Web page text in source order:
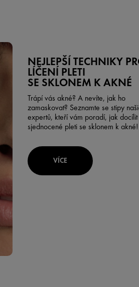
NEJLEPŠÍ TECHNIKY
LÍČENÍ PLETI
SE SKLONEM K AKNÉ
Trápí vás akné? A nevíte, jak ho
zamaskovat? Seznamte se stipy
expertů, kteří vám poradí, jak docílit
sjednocené pleti se sklonem k akné!
VÍCE